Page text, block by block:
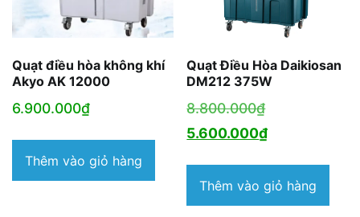
Quạt điều hòa không khí
Akyo AK 12000
6.900.000₫
Thêm vào giỏ hàng
Quạt Điều Hòa Daikiosan
DM212 375W
8.800.000₫Giá
gốc
8.800.000₫.
5.600.000₫Giá
tại
là:
Thêm vào giỏ hàng